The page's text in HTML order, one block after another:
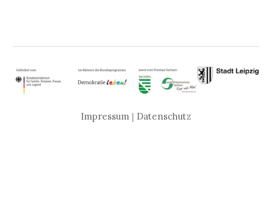
Impressum | Datenschutz